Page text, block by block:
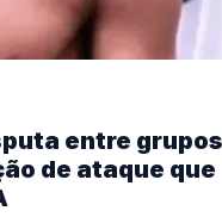
entre grupos
de ataque que